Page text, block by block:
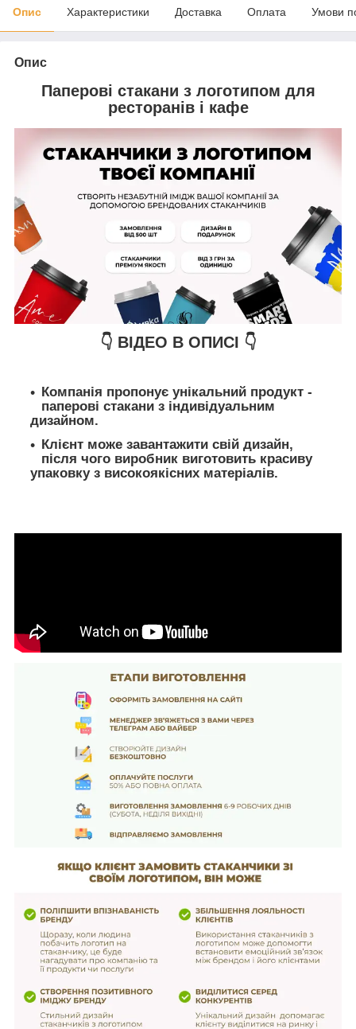
Опис Характеристики Доставка Оплата Умови
Опис
Паперові стакани з логотипом для
ресторанів і кафе
👇 ВІДЕО В ОПИСІ 👇
Компанія пропонує унікальний продукт -
паперові стакани з індивідуальним
дизайном.
Клієнт може завантажити свій дизайн,
після чого виробник виготовить красиву
упаковку з високоякісних матеріалів.